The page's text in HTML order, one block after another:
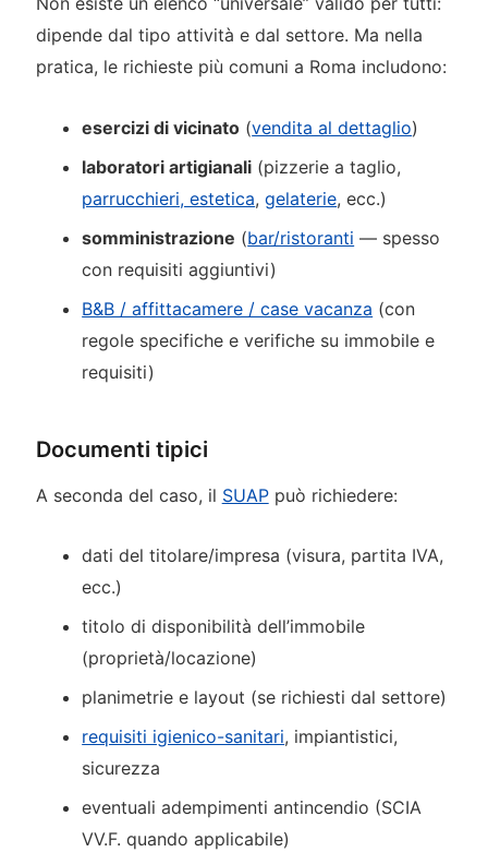
dipende dal tipo attività e dal settore. Ma nella
pratica, le richieste più comuni a Roma includono:
esercizi di vicinato (vendita al dettaglio)
laboratori artigianali (pizzerie a taglio,
parrucchieri, estetica,gelaterie, ecc.)
somministrazione (bar/ristoranti — spesso
con requisiti aggiuntivi)
B&B / affittacamere / case vacanza (con
regole specifiche e verifiche su immobile e
requisiti)
Documenti tipici
A seconda del caso, il SUAPpuò richiedere:
dati del titolare/impresa (visura, partita IVA,
ecc.)
titolo di disponibilità dell’immobile
(proprietà/locazione)
planimetrie e layout (se richiesti dal settore)
requisiti igienico-sanitari, impiantistici,
sicurezza
eventuali adempimenti antincendio (SCIA
VV.F. quando applicabile)